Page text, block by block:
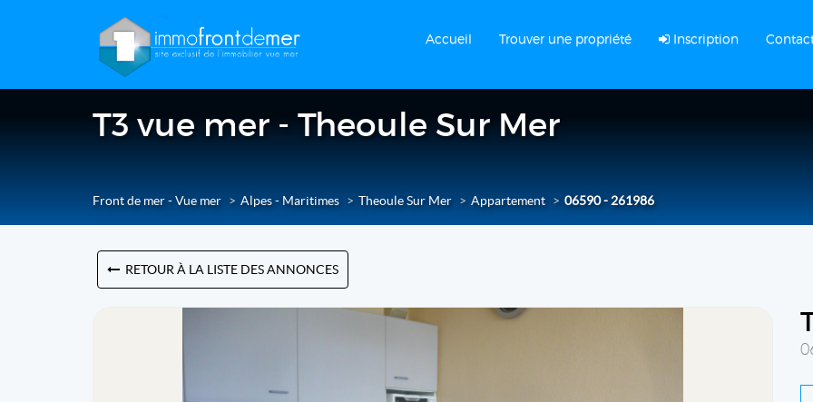
Accueil Trouver une propriété Inscription
T3 vue mer - Theoule Sur Mer
Front de mer - Vue mer Alpes - Maritimes Theoule Sur Mer Appartement 06590 - 261986
RETOUR À LA LISTE DES ANNONCES